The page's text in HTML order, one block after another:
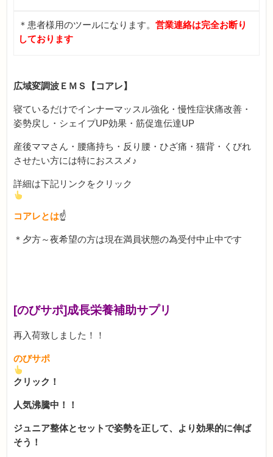
＊患者様用のツールになります。営業連絡は完全お断り
しております
広域変調波ＥＭＳ【コアレ】
寝ているだけでインナーマッスル強化・慢性症状痛改善・
姿勢戻し・シェイプUP効果・筋促進伝達UP
産後ママさん・腰痛持ち・反り腰・ひざ痛・猫背・くびれ
させたい方には特におススメ♪
詳細は下記リンクをクリック
コアレとは☝
＊夕方～夜希望の方は現在満員状態の為受付中止中です
[のびサポ]成長栄養補助サプリ
再入荷致しました！！
のびサポ
クリック！
人気沸騰中！！
ジュニア整体とセットで姿勢を正して、より効果的に伸ば
そう！